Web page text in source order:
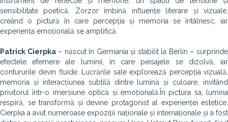
sensibilitate poetică. Zorzor îmbină influențe literare și vizuale,
creând o pictură în care percepția și memoria se întâlnesc, iar
experiența emoțională se amplifică.
Patrick Cierpka– născut în Germania și stabilit la Berlin – surprinde
efectele efemere ale luminii, în care peisajele se dizolvă, iar
contururile devin fluide. Lucrările sale explorează percepția vizuală,
memoria și interacțiunea subtilă dintre lumină și culoare, invitând
privitorul într-o imersiune optică și emoțională.În pictura sa, lumina
respiră, se transformă și devine protagonist al experienței estetice.
Cierpka a avut numeroase expoziții naționale și internaționale și a fost